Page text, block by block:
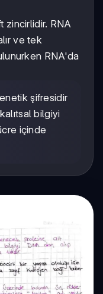
zincirlidir. RNA
ve tek
RNA'da
şifresidir
bilgiyi
içinde